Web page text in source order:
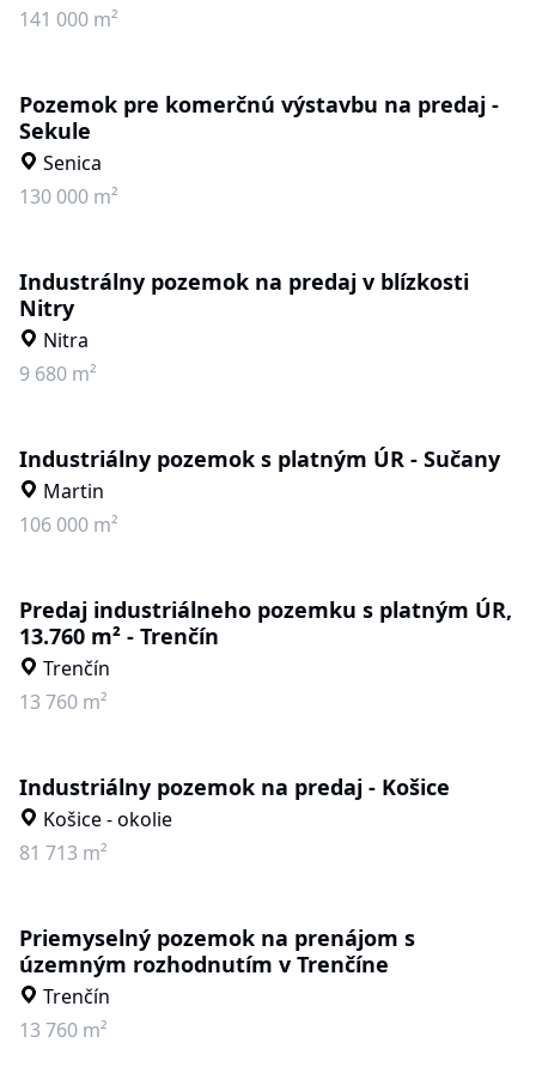
141 000 m²
Pozemok pre komerčnú výstavbu na predaj -
Sekule
Senica
130 000 m²
Industrálny pozemok na predaj v blízkosti
Nitry
Nitra
9 680 m²
Industriálny pozemok s platným ÚR - Sučany
Martin
106 000 m²
Predaj industriálneho pozemku s platným ÚR,
13.760 m² - Trenčín
Trenčín
13 760 m²
Industriálny pozemok na predaj - Košice
Košice - okolie
81 713 m²
Priemyselný pozemok na prenájom s
územným rozhodnutím v Trenčíne
Trenčín
13 760 m²